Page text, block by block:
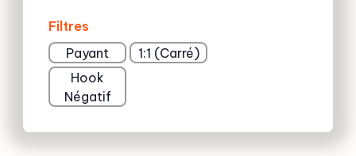
Filtres
Payant
1:1 (Carré)
Hook
Négatif